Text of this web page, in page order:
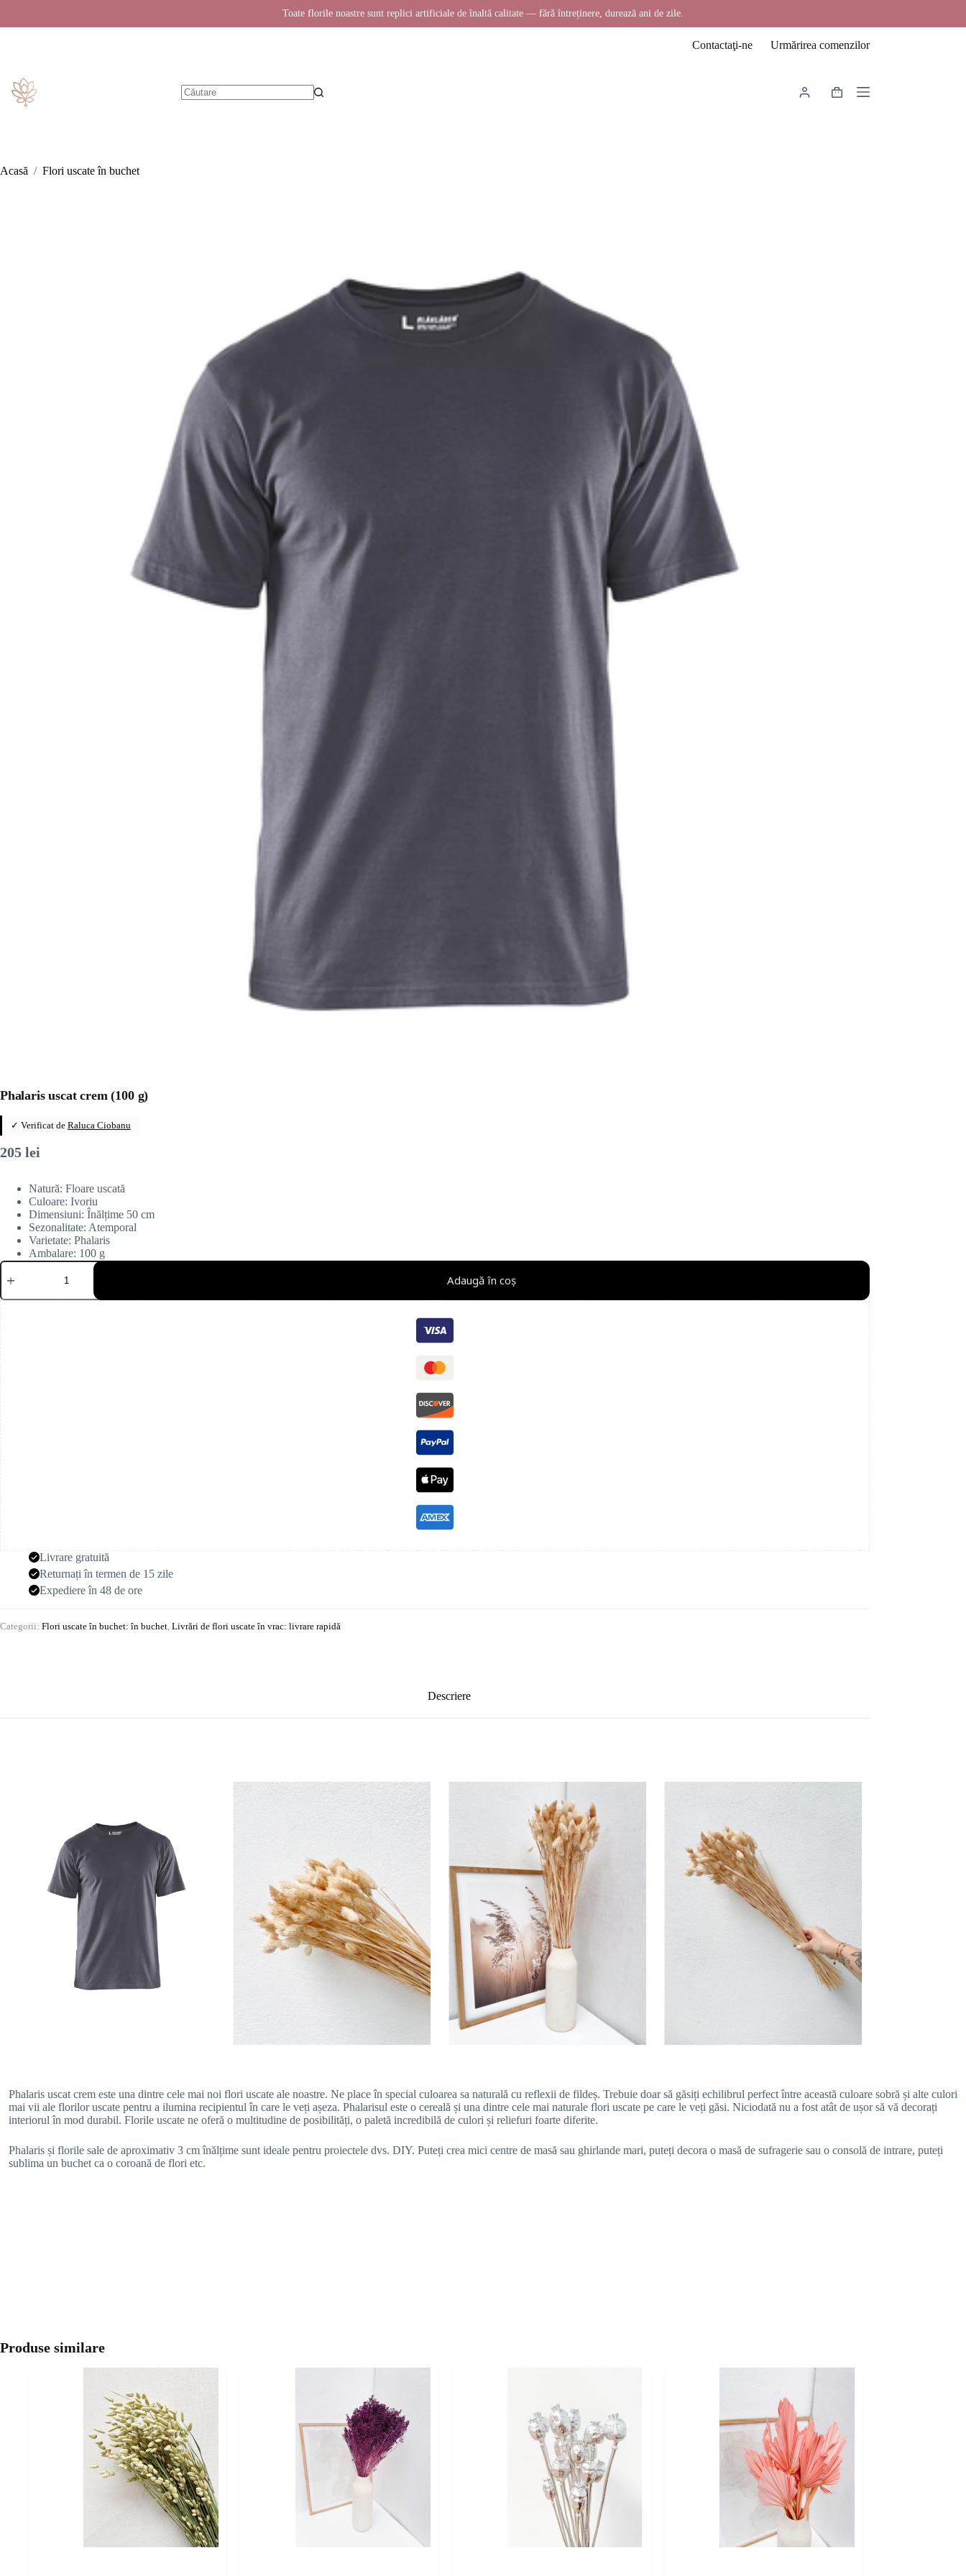
Toate florile noastre sunt replici artificiale de înaltă calitate — fără întreținere, durează ani de zile.
Contactaţi-ne Urmărirea comenzilor
Coș
Acasă / Flori uscate în buchet
Phalaris uscat crem (100 g)
✓ Verificat de Raluca Ciobanu
205 lei
Natură: Floare uscată
Culoare: Ivoriu
Dimensiuni: Înălțime 50 cm
Sezonalitate: Atemporal
Varietate: Phalaris
Ambalare: 100 g
Cantitate
Phalaris
crem
(100
g)
Adaugă în coș
Livrare gratuită
Returnați în termen de 15 zile
Expediere în 48 de ore
Categorii: Flori uscate în buchet: în buchet Livrări de flori uscate în vrac: livrare rapidă
Descriere
Phalaris uscat crem este una dintre cele mai noi flori uscate ale noastre. Ne place în special culoarea sa naturală cu reflexii de fildeș. Trebuie doar să găsiți echilibrul perfect între această culoare sobră și alte culori
mai vii ale florilor uscate pentru a ilumina recipientul în care le veți așeza. Phalarisul este o cereală și una dintre cele mai naturale flori uscate pe care le veți găsi. Niciodată nu a fost atât de ușor să vă decorați
interiorul în mod durabil. Florile uscate ne oferă o multitudine de posibilități, o paletă incredibilă de culori și reliefuri foarte diferite.
Phalaris și florile sale de aproximativ 3 cm înălțime sunt ideale pentru proiectele dvs. DIY. Puteți crea mici centre de masă sau ghirlande mari, puteți decora o masă de sufragerie sau o consolă de intrare, puteți
sublima un buchet ca o coroană de flori etc.
Produse similare